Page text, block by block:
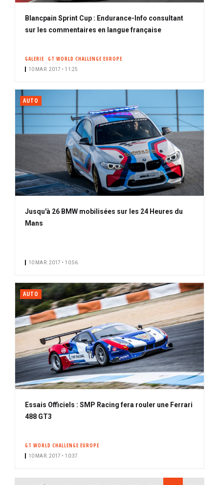
Blancpain Sprint Cup : Endurance-Info consultant
sur les commentaires en langue française
GALERIE GT WORLD CHALLENGE EUROPE
10 MAR. 2017 • 11:25
AUTO
Jusqu'à 26 BMW mobilisées sur les 24 Heures du
Mans
10 MAR. 2017 • 10:56
AUTO
Essais Officiels : SMP Racing fera rouler une Ferrari
488 GT3
GT WORLD CHALLENGE EUROPE
10 MAR. 2017 • 10:37